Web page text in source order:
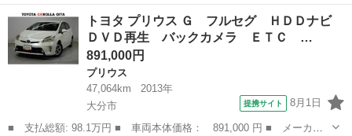
ー名： トヨタ ■ 車種名： プリウス ■ グレード名： Ａ 純正
９インチナビ モデリスタ バックカメラ ヘッドアップディスプレ
イ 衝突...
大分 中津市 プリウス
トヨタ プリウス Ｇ フルセグ ＨＤＤナビ
ＤＶＤ再生 バックカメラ ＥＴＣ …
891,000円
プリウス
47,064km
2013年
大分市
提携サイト 8月1日
■ 支払総額: 98.1万円 ■ 車両本体価格： 891,000 円 ■ メーカー